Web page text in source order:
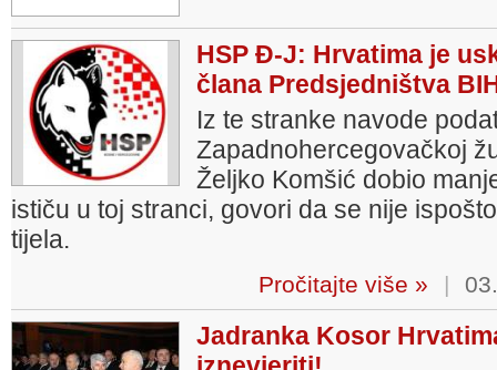
HSP Đ-J: Hrvatima je
člana Predsjedništva
Iz te stranke navode
Zapadnohercegovačkoj
Željko Komšić dobio
ističu u toj stranci, govori da se nije
tijela.
Pročitajte više » |
Jadranka Kosor